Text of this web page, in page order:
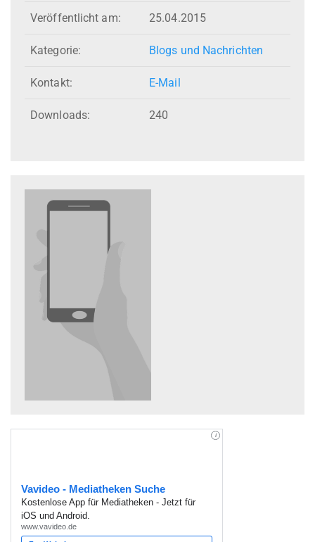
Veröffentlicht am: 25.04.2015
Kategorie: Blogs und Nachrichten
Kontakt: E-Mail
Downloads: 240